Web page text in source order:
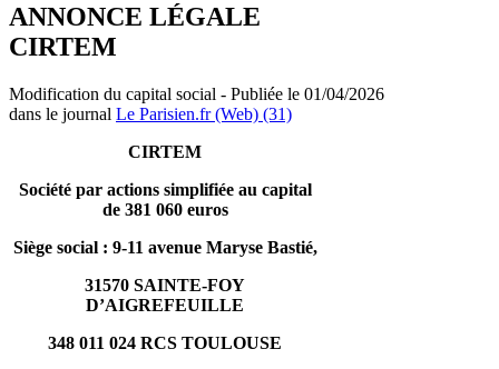
ANNONCE LÉGALE
CIRTEM
Modification du capital social - Publiée le 01/04/2026
dans le journal Le Parisien.fr (Web) (31)
CIRTEM
Société par actions simplifiée au capital
de 381 060 euros
Siège social : 9-11 avenue Maryse Bastié,
31570 SAINTE-FOY
D’AIGREFEUILLE
348 011 024 RCS TOULOUSE